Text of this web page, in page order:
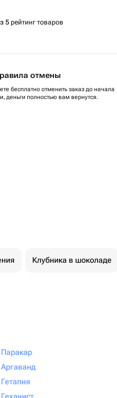
5 рейтинг товаров
отмены
бесплатно отменить заказ до начала
деньги полностью вам вернутся.
Клубника в шоколаде